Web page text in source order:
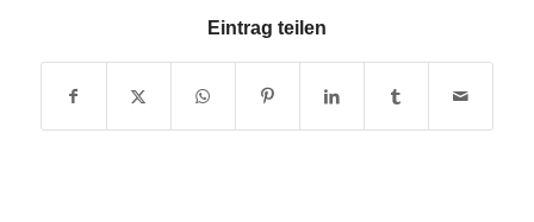
Eintrag teilen